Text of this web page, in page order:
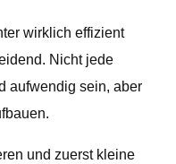
wirklich effizient
Nicht jede
aufwendig sein, aber
und zuerst kleine